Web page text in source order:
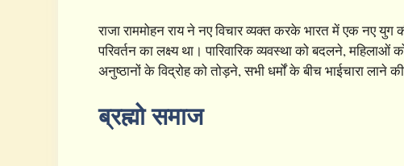
राजा राममोहन राय ने नए विचार व्यक्त करके भारत में एक नए
परिवर्तन का लक्ष्य था। पारिवारिक व्यवस्था को बदलने,
अनुष्ठानों के विद्रोह को तोड़ने, सभी धर्मों के बीच भाईचारा लाने
ब्रह्मो समाज